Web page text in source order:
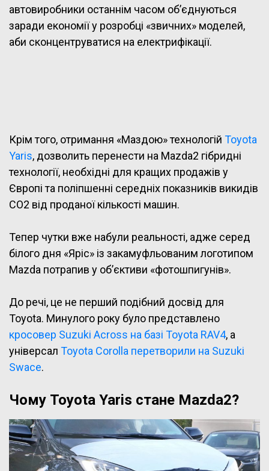
автовиробники останнім часом об’єднуються
заради економії у розробці «звичних» моделей,
аби сконцентруватися на електрифікації.
Крім того, отримання «Маздою» технологій Toyota
Yaris, дозволить перенести на Mazda2 гібридні
технології, необхідні для кращих продажів у
Європі та поліпшенні середніх показників викидів
СО2 від проданої кількості машин.
Тепер чутки вже набули реальності, адже серед
білого дня «Яріс» із закамуфльованим логотипом
Mazda потрапив у об’єктиви «фотошпигунів».
До речі, це не перший подібний досвід для
Toyota. Минулого року було представлено
кросовер Suzuki Across на базі Toyota RAV4, а
універсал Toyota Corolla перетворили на Suzuki
Swace.
Чому Toyota Yaris стане Mazda2?